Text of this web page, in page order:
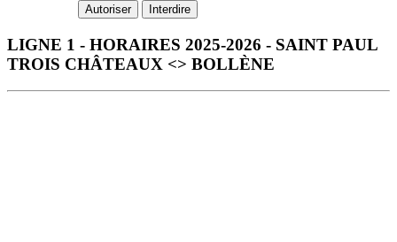
Autoriser Interdire
LIGNE 1 - HORAIRES 2025-2026 - SAINT PAUL
TROIS CHÂTEAUX <> BOLLÈNE